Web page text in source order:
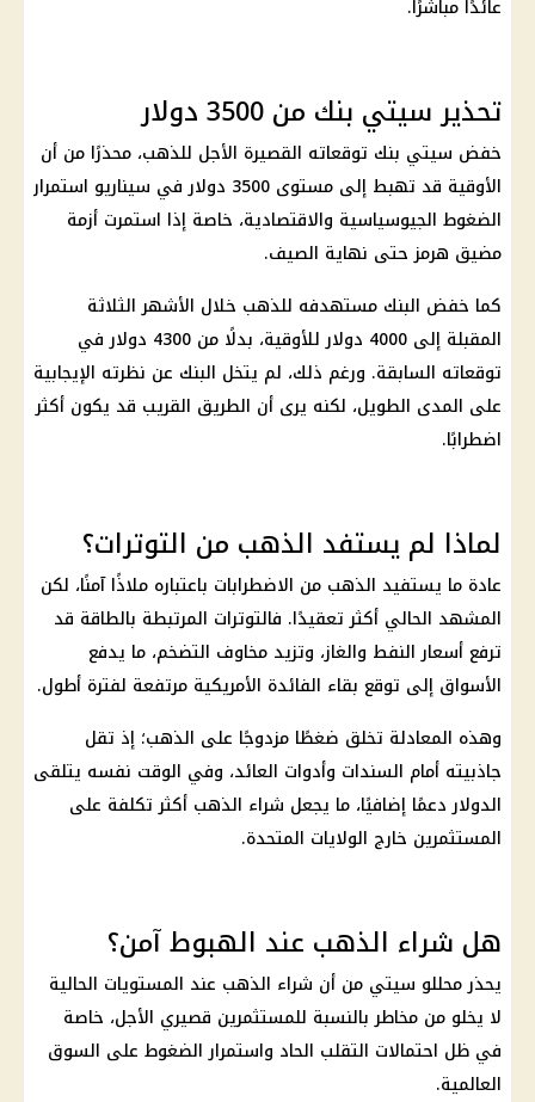
عائدًا مباشرًا.
تحذير سيتي بنك من 3500 دولار
خفض سيتي بنك توقعاته القصيرة الأجل للذهب، محذرًا من أن
الأوقية قد تهبط إلى مستوى 3500
دولارفي سيناريو استمرار
الضغوط الجيوسياسية والاقتصادية، خاصة إذا استمرت أزمة
مضيق هرمزحتى نهاية الصيف.
كما خفض البنك مستهدفه للذهب خلال الأشهر الثلاثة
المقبلة إلى 4000
دولارللأوقية، بدلًا من 4300 دولارفي
توقعاته السابقة. ورغم ذلك، لم يتخل البنك عن نظرته الإيجابية
على المدى الطويل، لكنه يرى أن الطريق القريب قد يكون أكثر
اضطرابًا.
لماذا لم يستفد الذهب من التوترات؟
عادة ما يستفيد الذهب من الاضطرابات باعتباره ملاذًا آمنًا، لكن
المشهد الحالي أكثر تعقيدًا. فالتوترات المرتبطة بالطاقة قد
ترفعأسعارالنفط والغاز، وتزيد مخاوف التضخم، ما يدفع
الأسواق إلى توقع بقاء الفائدة الأمريكية مرتفعة لفترة أطول.
وهذه المعادلة تخلق ضغطًا مزدوجًا على الذهب؛ إذ تقل
جاذبيته أمام السندات وأدوات العائد، وفي الوقت نفسه يتلقى
الدولاردعمًا إضافيًا، ما يجعل شراء الذهب أكثر تكلفة على
المستثمرين خارج الولايات المتحدة.
هل شراء الذهب عند الهبوط آمن؟
يحذر محللو سيتي من أن شراء الذهب عند المستويات الحالية
لا يخلو من مخاطر بالنسبة للمستثمرين قصيري الأجل، خاصة
في ظل احتمالات التقلب الحاد واستمرار الضغوط على السوق
العالمية.